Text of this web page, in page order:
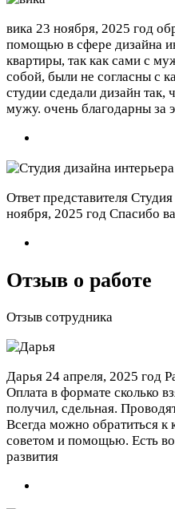
вика 23 ноября, 2025 год
помощью в сфере дизайна
квартиры, так как сами с
собой, были не согласны с
студии сдедали дизайн так,
мужу. очень благодарны за
Ответ представителя
ноября, 2025 год Спасибо
Отзыв о работе
Отзыв сотрудника
Дарья 24 апреля, 2025 год
Оплата в формате сколько
получил, сдельная.
Всегда можно обратиться к
советом и помощью. Есть
развития